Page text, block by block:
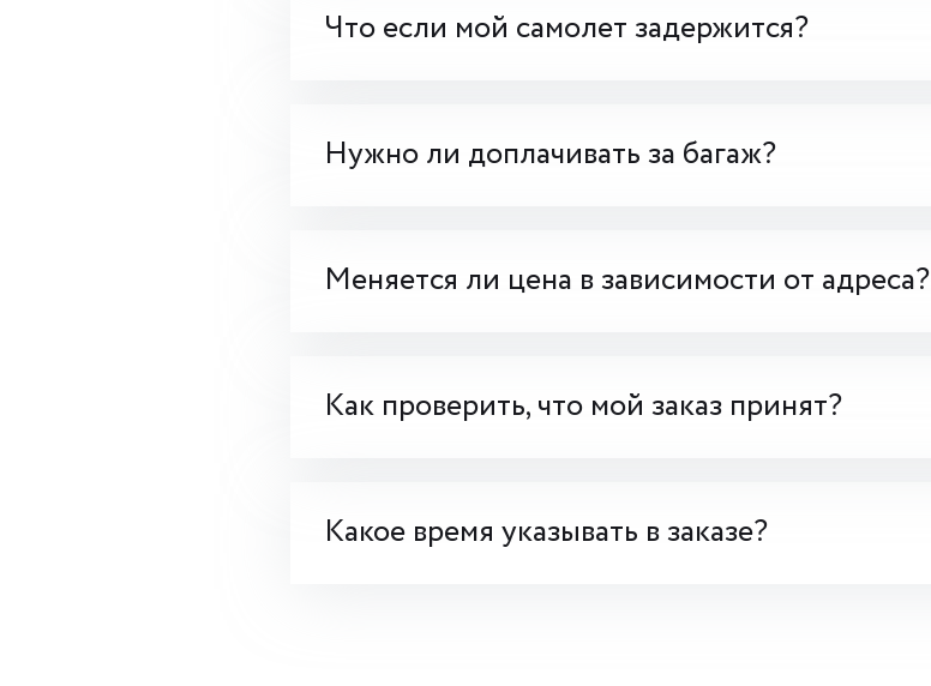
Что если мой самолет задержится?
Нужно ли доплачивать за багаж?
Меняется ли цена в зависимости от адреса?
Как проверить, что мой заказ принят?
Какое время указывать в заказе?